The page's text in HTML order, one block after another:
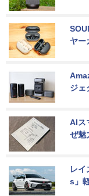
ヤー
ジェ
AIス
ぜ魅
レイ
s」